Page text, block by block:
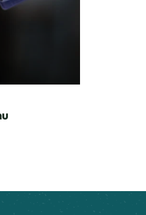
(nouvelle fenêtre)
Twitter (nouvelle fenêtre)
WhatsApp
par mail